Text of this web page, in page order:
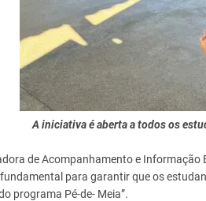
A iniciativa é aberta a todos os
de Acompanhamento e Informação
para garantir que os
programa Pé-de- Meia”.